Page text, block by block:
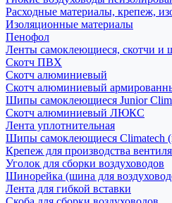
Расходные материалы, крепеж,
Изоляционные материалы
Пенофол
Ленты самоклеющиеся, скотчи и
Скотч ПВХ
Скотч алюминиевый
Скотч алюминиевый
Шипы самоклеющиеся Junior
Скотч алюминиевый ЛЮКС
Лента уплотнительная
Шипы самоклеющиеся Climatech
Крепеж для производства
Уголок для сборки воздуховодов
Шинорейка (шина для
Лента для гибкой вставки